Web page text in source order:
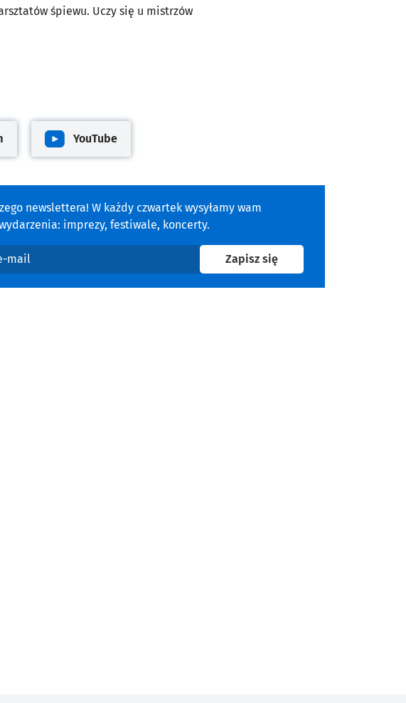
śpiewu. Uczy się u mistrzów
karcie
Otwiera się w nowej karcie
YouTube
newslettera! W każdy czwartek wysyłamy wam
imprezy, festiwale, koncerty.
Zapisz sięna newsletter